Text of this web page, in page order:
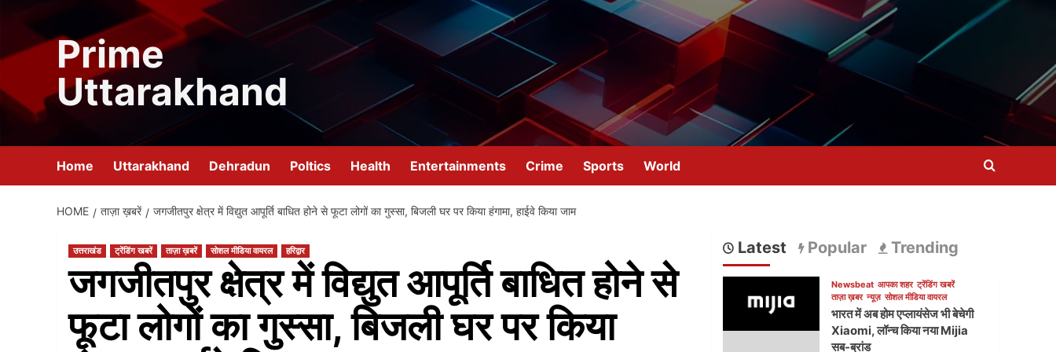
content
Prime
Uttarakhand
Home Uttarakhand Dehradun Poltics Health Entertainments Crime Sports World
HOME ताज़ा ख़बरें जगजीतपुर क्षेत्र में विद्युत आपूर्ति बाधित होने से फूटा लोगों का गुस्सा, बिजली घर पर किया हंगामा, हाईवे किया जाम
उत्तराखंड ट्रेंडिंग खबरें ताज़ा ख़बरें सोशल मीडिया वायरल हरिद्वार
जगजीतपुर क्षेत्र में विद्युत आपूर्ति बाधित होने से
फूटा लोगों का गुस्सा, बिजली घर पर किया
Latest Popular Trending
Newsbeat आपका शहर ट्रेंडिंग खबरें
ताज़ा ख़बर न्यूज़ सोशल मीडिया वायरल
भारत में अब होम एप्लायंसेज भी बेचेगी
Xiaomi, लॉन्च किया नया Mijia
सब-ब्रांड